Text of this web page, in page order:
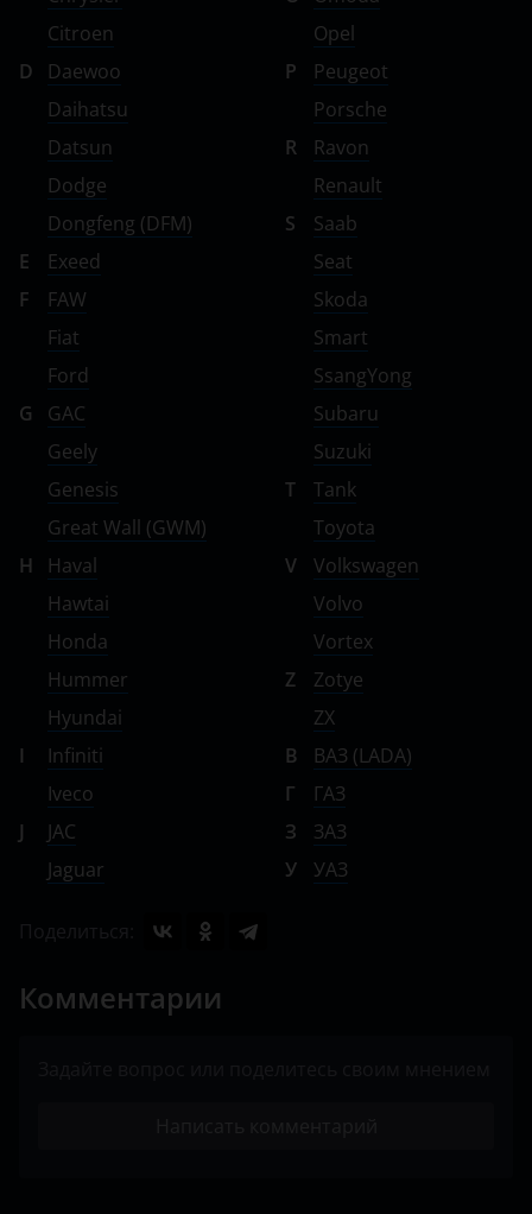
Citroen
D
Daewoo
Daihatsu
Datsun
Dodge
Dongfeng (DFM)
E
Exeed
F
FAW
Fiat
Ford
G
GAC
Geely
Genesis
Great Wall (GWM)
H
Haval
Hawtai
Honda
Hummer
Hyundai
I
Infiniti
Iveco
J
JAC
Jaguar
Opel
P
Peugeot
Porsche
R
Ravon
Renault
S
Saab
Seat
Skoda
Smart
SsangYong
Subaru
Suzuki
T
Tank
Toyota
V
Volkswagen
Volvo
Vortex
Z
Zotye
ZX
В
ВАЗ (LADA)
Г
ГАЗ
З
ЗАЗ
У
УАЗ
Комментарии